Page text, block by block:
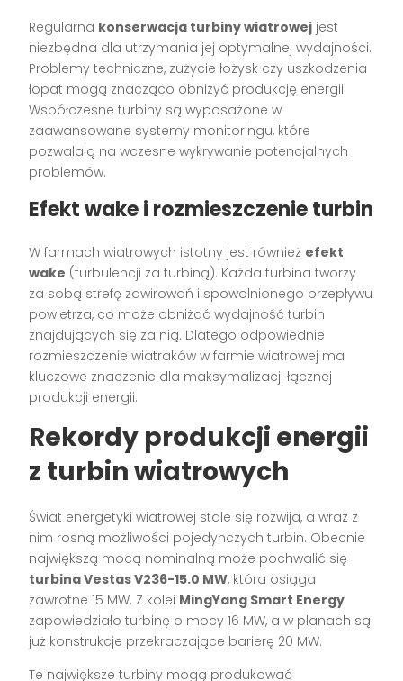
Regularna konserwacja turbiny wiatrowej jest
niezbędna dla utrzymania jej optymalnej wydajności.
Problemy techniczne, zużycie łożysk czy uszkodzenia
łopat mogą znacząco obniżyć produkcję energii.
Współczesne turbiny są wyposażone w
zaawansowane systemy monitoringu, które
pozwalają na wczesne wykrywanie potencjalnych
problemów.
Efekt wake i rozmieszczenie turbin
W farmach wiatrowych istotny jest również efekt
wake (turbulencji za turbiną). Każda turbina tworzy
za sobą strefę zawirowań i spowolnionego przepływu
powietrza, co może obniżać wydajność turbin
znajdujących się za nią. Dlatego odpowiednie
rozmieszczenie wiatraków w farmie wiatrowej ma
kluczowe znaczenie dla maksymalizacji łącznej
produkcji energii.
Rekordy produkcji energii
z turbin wiatrowych
Świat energetyki wiatrowej stale się rozwija, a wraz z
nim rosną możliwości pojedynczych turbin. Obecnie
największą mocą nominalną może pochwalić się
turbina Vestas V236-15.0 MW, która osiąga
zawrotne 15 MW. Z kolei MingYang Smart Energy
zapowiedziało turbinę o mocy 16 MW, a w planach są
już konstrukcje przekraczające barierę 20 MW.
Te największe turbiny mogą produkować